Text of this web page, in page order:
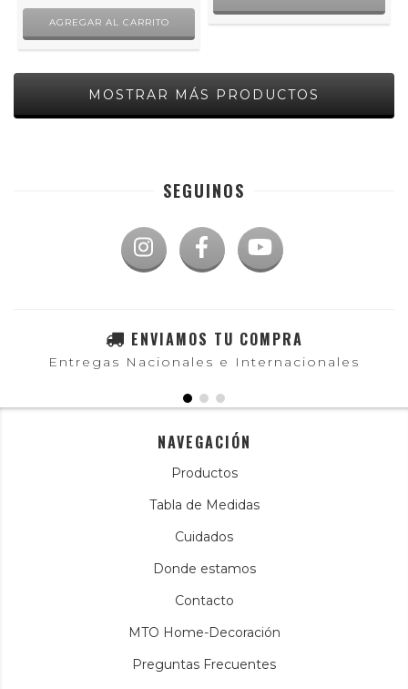
MOSTRAR MÁS PRODUCTOS
SEGUINOS
ENVIAMOS TU COMPRA
Entregas Nacionales e Internacionales
NAVEGACIÓN
Productos
Tabla de Medidas
Cuidados
Donde estamos
Contacto
MTO Home-Decoración
Preguntas Frecuentes